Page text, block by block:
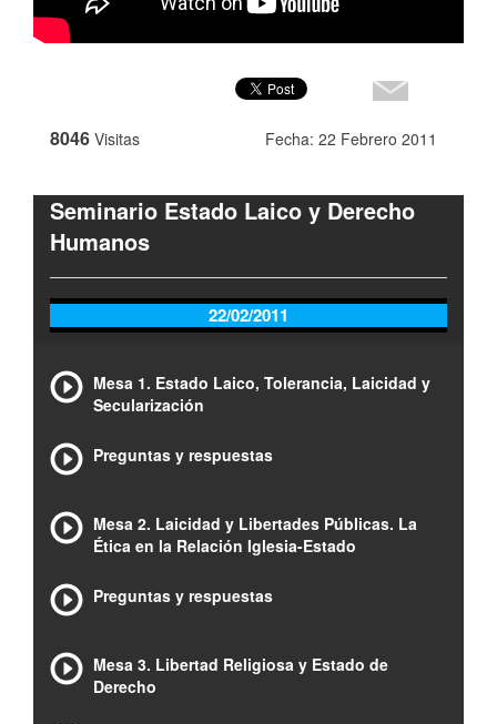
8046 Visitas Fecha: 22 Febrero 2011
Seminario Estado Laico y Derecho
Humanos
22/02/2011
Mesa 1. Estado Laico, Tolerancia, Laicidad y
Secularización
Preguntas y respuestas
Mesa 2. Laicidad y Libertades Públicas. La
Ética en la Relación Iglesia-Estado
Preguntas y respuestas
Mesa 3. Libertad Religiosa y Estado de
Derecho